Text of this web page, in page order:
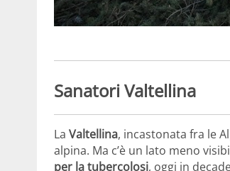
Sanatori Valtellina
La Valtellina, incastonata fra le
alpina. Ma c’è un lato meno
per la tubercolosi, oggi in